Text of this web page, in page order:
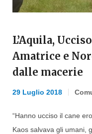
L’Aquila,
Amatrice e
dalle macerie
29 Luglio 2018
“Hanno ucciso il cane
Kaos salvava gli umani,